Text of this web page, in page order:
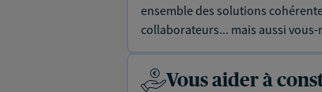
ensemble des solutions
collaborateurs... mais aussi
Vous aider à